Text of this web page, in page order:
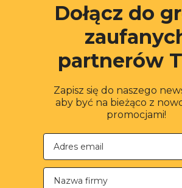
Dołącz do
partnerów
Zapisz się do naszego
aby być na bieżąco z
promocjami!
Nazwa firmy